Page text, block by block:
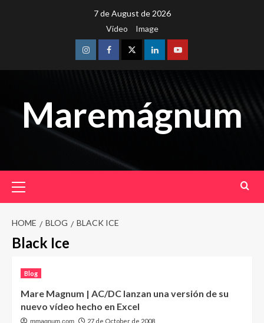
7 de August de 2026
Video
Image
InstagramFacebookTwitterLinkedinYoutube
Maremágnum
Menu
HOME BLOG BLACK ICE
Black Ice
Blog
Mare Magnum | AC/DC lanzan una versión de su
nuevo vídeo hecho en Excel
mmagnum.com 27 de October de 2008